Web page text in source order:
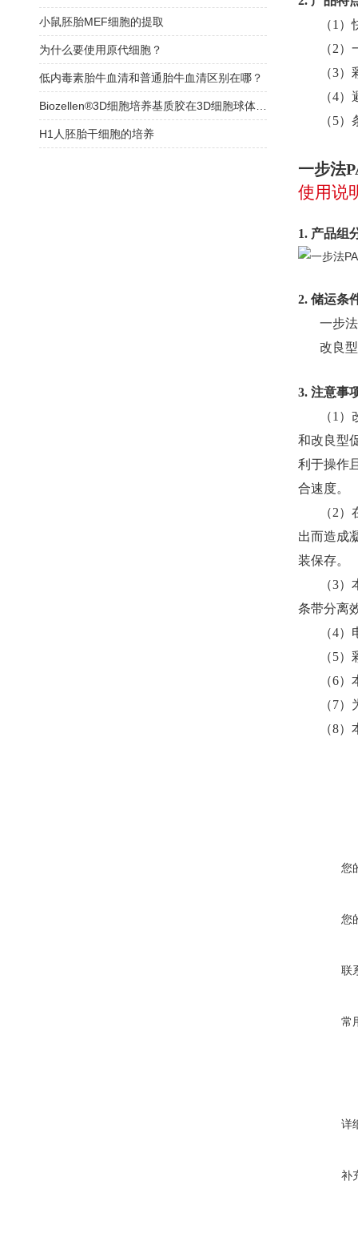
（1
（2
（3
（4
（5
一步法
使用说
1. 产品组
2. 储运条
一步
改良
3. 注意事
（1
和改良型
利于操作
合速度。
（2
出而造成
装保存。
（3
条带分离
（4
（5
（6
（7
（8
您
您
联
常
详
补
小鼠胚胎MEF细胞的提取
为什么要使用原代细胞？
低内毒素胎牛血清和普通胎牛血清区别在哪？
H1人胚胎干细胞的培养